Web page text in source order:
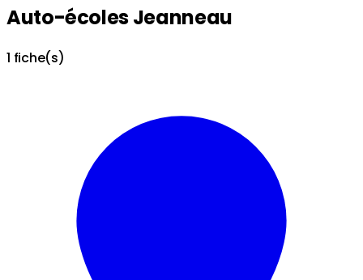
Auto-écoles Jeanneau
1 fiche(s)